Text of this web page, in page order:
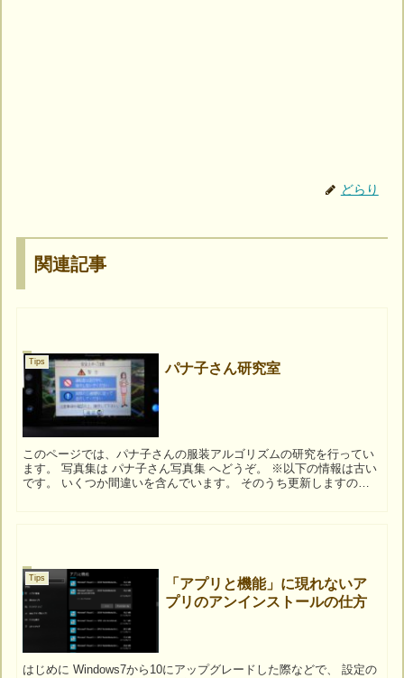
どらり
関連記事
Tips パナ子さん研究室
このページでは、パナ子さんの服装アルゴリズムの研究を行ってい
ます。 写真集は パナ子さん写真集 へどうぞ。 ※以下の情報は古い
です。 いくつか間違いを含んでいます。 そのうち更新しますので
Tips
「アプリと機能」に現れないア
プリのアンインストールの仕方
はじめに Windows7から10にアップグレードした際などで、 設定の